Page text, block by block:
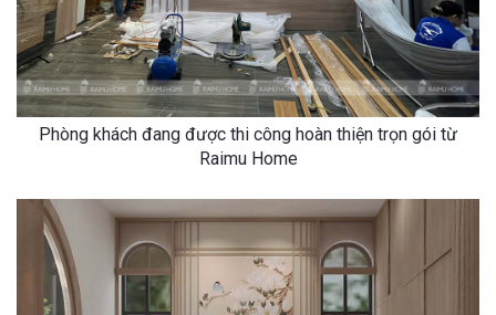
Phòng khách đang được thi công hoàn thiện trọn gói từ
Raimu Home